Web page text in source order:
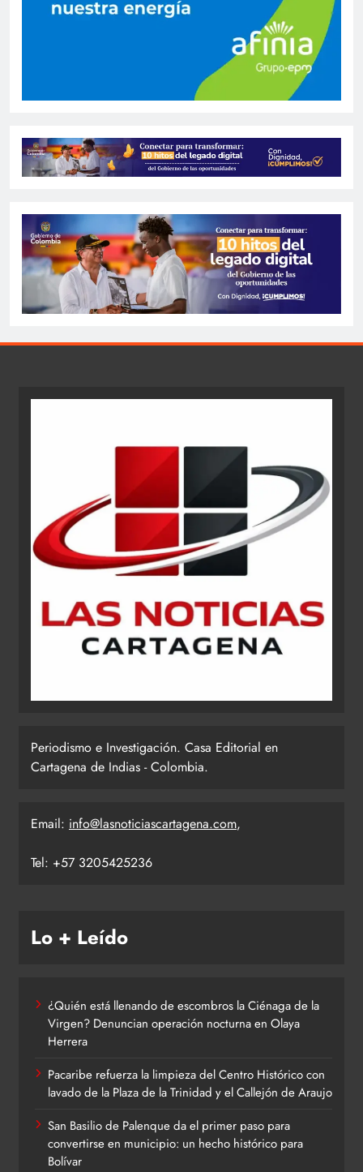
Periodismo e Investigación. Casa Editorial en
Cartagena de Indias - Colombia.
Email: info@lasnoticiascartagena.com,
Tel: +57 3205425236
Lo + Leído
¿Quién está llenando de escombros la Ciénaga de la
Virgen? Denuncian operación nocturna en Olaya
Herrera
Pacaribe refuerza la limpieza del Centro Histórico con
lavado de la Plaza de la Trinidad y el Callejón de Araujo
San Basilio de Palenque da el primer paso para
convertirse en municipio: un hecho histórico para
Bolívar